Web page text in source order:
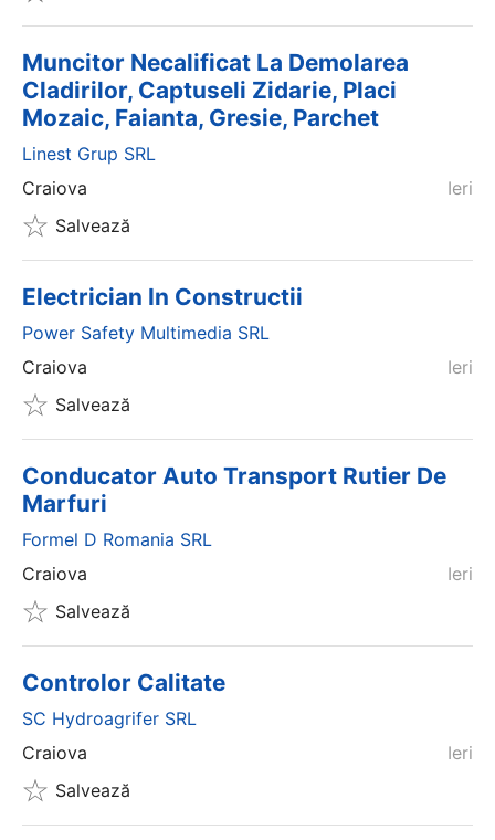
Muncitor Necalificat La Demolarea
Cladirilor, Captuseli Zidarie, Placi
Mozaic, Faianta, Gresie, Parchet
Linest Grup SRL
Ieri
Craiova
Salvează
Electrician In Constructii
Power Safety Multimedia SRL
Ieri
Craiova
Salvează
Conducator Auto Transport Rutier De
Marfuri
Formel D Romania SRL
Ieri
Craiova
Salvează
Controlor Calitate
SC Hydroagrifer SRL
Ieri
Craiova
Salvează